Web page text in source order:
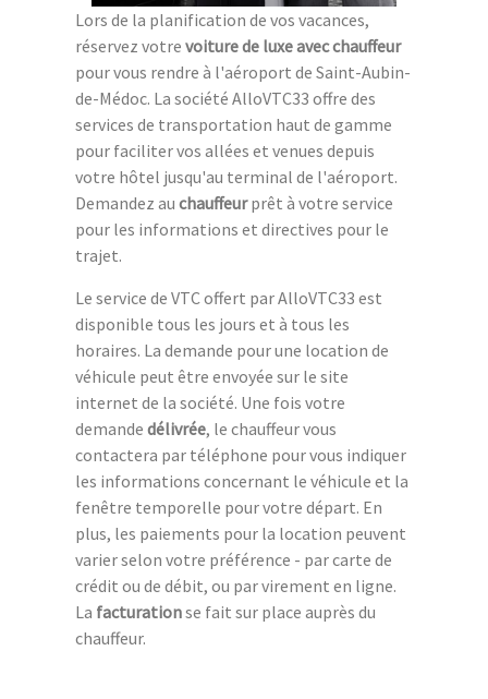
Lors de la planification de vos vacances,
réservez votre voiture de luxe avec chauffeur
pour vous rendre à l'aéroport de Saint-Aubin-
de-Médoc. La société AlloVTC33 offre des
services de transportation haut de gamme
pour faciliter vos allées et venues depuis
votre hôtel jusqu'au terminal de l'aéroport.
Demandez au chauffeurprêt à votre service
pour les informations et directives pour le
trajet.
Le service de VTC offert par AlloVTC33 est
disponible tous les jours et à tous les
horaires. La demande pour une location de
véhicule peut être envoyée sur le site
internet de la société. Une fois votre
demande délivrée, le chauffeur vous
contactera par téléphone pour vous indiquer
les informations concernant le véhicule et la
fenêtre temporelle pour votre départ. En
plus, les paiements pour la location peuvent
varier selon votre préférence - par carte de
crédit ou de débit, ou par virement en ligne.
La facturationse fait sur place auprès du
chauffeur.